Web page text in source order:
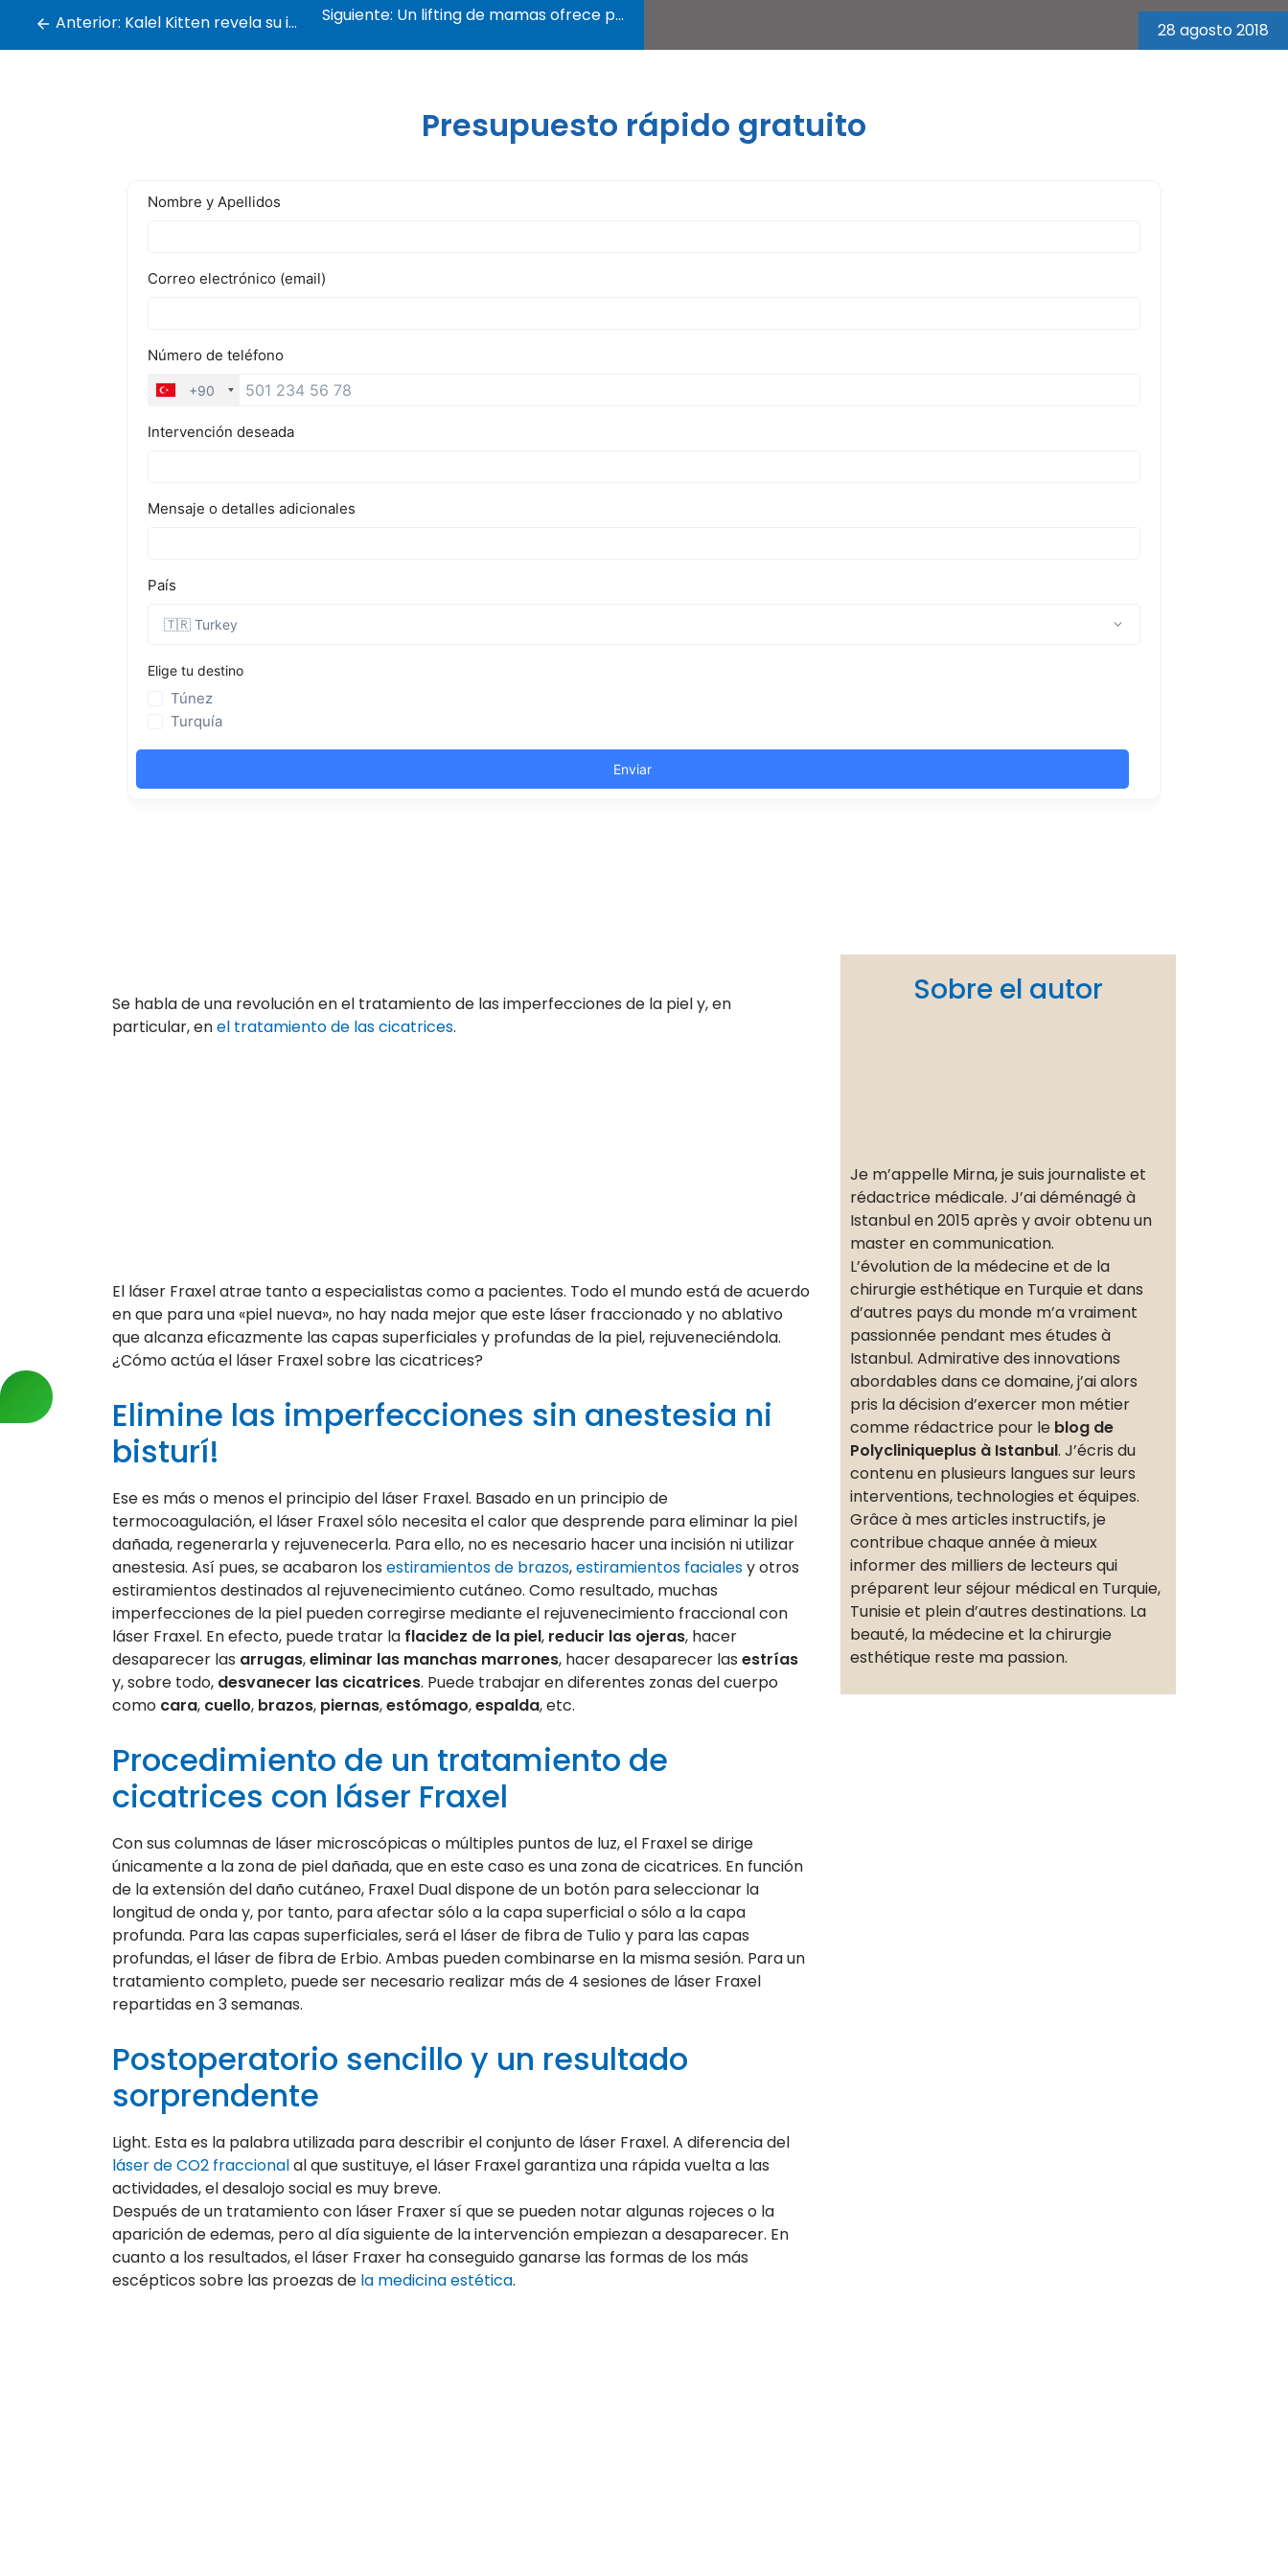
28 agosto 2018
Anterior: Kalel Kitten revela su increíble nueva nariz tras una rinoplastia Siguiente: Un lifting de mamas ofrece perfección y simetría
Presupuesto rápido gratuito
Se habla de una revolución en el tratamiento de las imperfecciones de la piel y, en
particular, enel tratamiento de las cicatrices.
El láser Fraxel atrae tanto a especialistas como a pacientes. Todo el mundo está de acuerdo
en que para una «piel nueva», no hay nada mejor que este láser fraccionado y no ablativo
que alcanza eficazmente las capas superficiales y profundas de la piel, rejuveneciéndola.
¿Cómo actúa el láser Fraxel sobre las cicatrices?
Elimine las imperfecciones sin anestesia ni
bisturí!
Ese es más o menos el principio del láser Fraxel. Basado en un principio de
termocoagulación, el láser Fraxel sólo necesita el calor que desprende para eliminar la piel
dañada, regenerarla y rejuvenecerla. Para ello, no es necesario hacer una incisión ni utilizar
anestesia. Así pues, se acabaron los estiramientos de brazos,estiramientos facialesy otros
estiramientos destinados al rejuvenecimiento cutáneo. Como resultado, muchas
imperfecciones de la piel pueden corregirse mediante el rejuvenecimiento fraccional con
láser Fraxel. En efecto, puede tratar la flacidez de la piel, reducir las ojeras, hacer
desaparecer las arrugas,eliminar las manchas marrones, hacer desaparecer las estrías
y, sobre todo, desvanecer las cicatrices. Puede trabajar en diferentes zonas del cuerpo
como cara, cuello, brazos, piernas,estómago,espalda, etc.
Procedimiento de un tratamiento de
cicatrices con láser Fraxel
Con sus columnas de láser microscópicas o múltiples puntos de luz, el Fraxel se dirige
únicamente a la zona de piel dañada, que en este caso es una zona de cicatrices. En función
de la extensión del daño cutáneo, Fraxel Dual dispone de un botón para seleccionar la
longitud de onda y, por tanto, para afectar sólo a la capa superficial o sólo a la capa
profunda. Para las capas superficiales, será el láser de fibra de Tulio y para las capas
profundas, el láser de fibra de Erbio. Ambas pueden combinarse en la misma sesión. Para un
tratamiento completo, puede ser necesario realizar más de 4 sesiones de láser Fraxel
repartidas en 3 semanas.
Postoperatorio sencillo y un resultado
sorprendente
Light. Esta es la palabra utilizada para describir el conjunto de láser Fraxel. A diferencia del
láser de CO2 fraccionalal que sustituye, el láser Fraxel garantiza una rápida vuelta a las
actividades, el desalojo social es muy breve.
Después de un tratamiento con láser Fraxer sí que se pueden notar algunas rojeces o la
aparición de edemas, pero al día siguiente de la intervención empiezan a desaparecer. En
cuanto a los resultados, el láser Fraxer ha conseguido ganarse las formas de los más
escépticos sobre las proezas de la medicina estética.
Sobre el autor
Je m’appelle Mirna, je suis journaliste et
rédactrice médicale. J’ai déménagé à
Istanbul en 2015 après y avoir obtenu un
master en communication.
L’évolution de la médecine et de la
chirurgie esthétique en Turquie et dans
d’autres pays du monde m’a vraiment
passionnée pendant mes études à
Istanbul. Admirative des innovations
abordables dans ce domaine, j’ai alors
pris la décision d’exercer mon métier
comme rédactrice pour le blog de
Polycliniqueplus à Istanbul. J’écris du
contenu en plusieurs langues sur leurs
interventions, technologies et équipes.
Grâce à mes articles instructifs, je
contribue chaque année à mieux
informer des milliers de lecteurs qui
préparent leur séjour médical en Turquie,
Tunisie et plein d’autres destinations. La
beauté, la médecine et la chirurgie
esthétique reste ma passion.